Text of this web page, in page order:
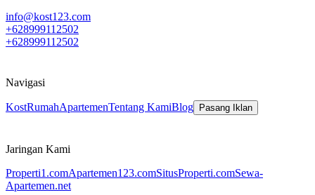
info@kost123.com
+628999112502
+628999112502
Navigasi
KostRumahApartemenTentang KamiBlog Pasang Iklan
Jaringan Kami
Properti1.comApartemen123.comSitusProperti.comSewa-
Apartemen.net